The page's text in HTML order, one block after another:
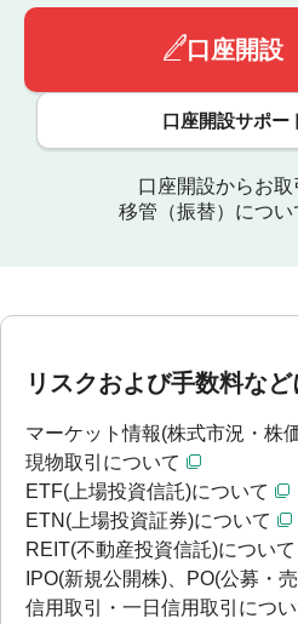
口座開設
口座開設サポー
口座開設からお
移管（振替）につい
リスクおよび手数料な
マーケット情報(株式市況・株
現物取引について
ETF(上場投資信託)について
ETN(上場投資証券)について
REIT(不動産投資信託)について
IPO(新規公開株)、PO(公募・
信用取引・一日信用取引につい